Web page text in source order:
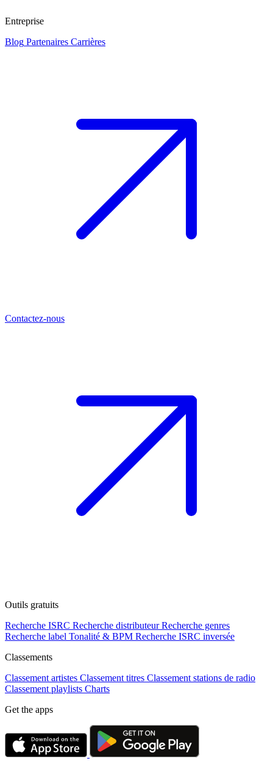
Entreprise
Blog Partenaires Carrières
Contactez-nous
Outils gratuits
Recherche ISRC Recherche distributeur Recherche genres
Recherche label Tonalité & BPM Recherche ISRC inversée
Classements
Classement artistes Classement titres Classement stations de radio
Classement playlists Charts
Get the apps